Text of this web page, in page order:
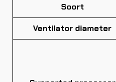
Soort
Ventilator diameter